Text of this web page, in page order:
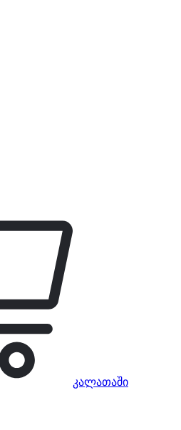
კალათაში